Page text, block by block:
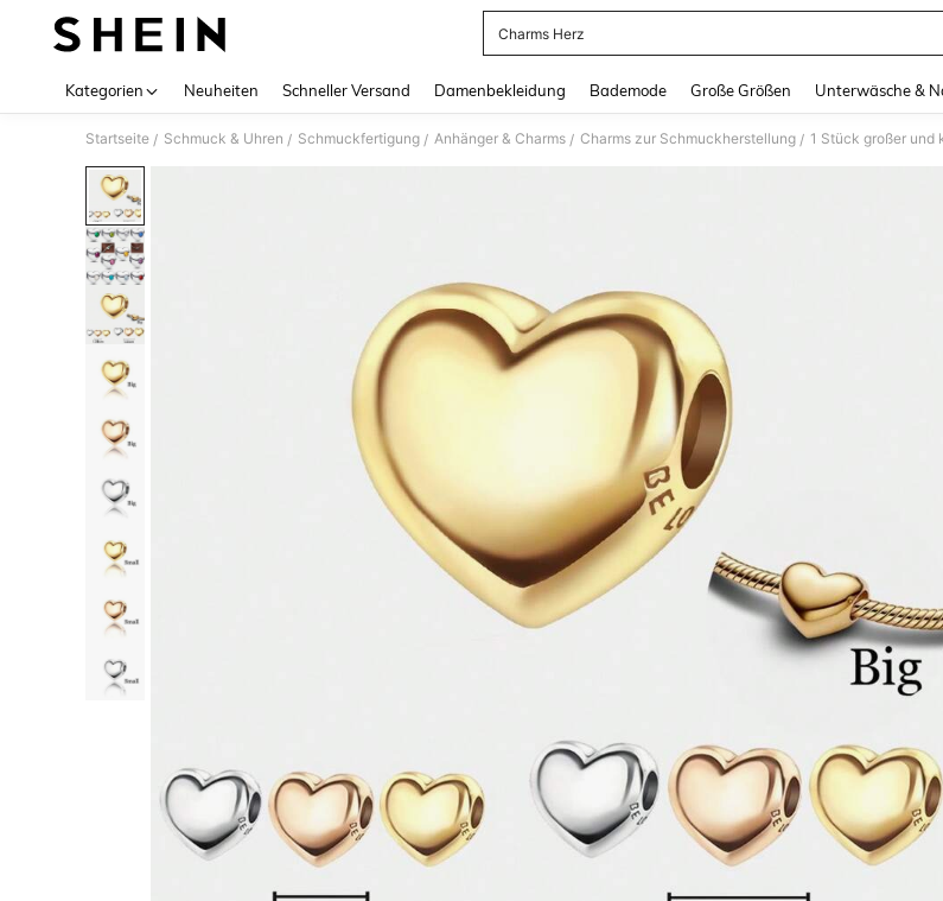
Charms Herz
Kategorien Neuheiten Schneller Versand Damenbekleidung Bademode Große Größen Unterwäsche &
Startseite / Schmuck & Uhren / Schmuckfertigung / Anhänger & Charms / Charms zur Schmuckherstellung /